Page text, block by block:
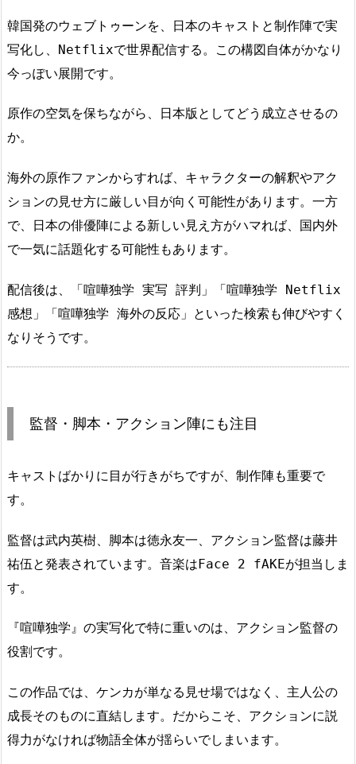
韓国発のウェブトゥーンを、日本のキャストと制作陣で実
写化し、Netflixで世界配信する。この構図自体がかなり
今っぽい展開です。
原作の空気を保ちながら、日本版としてどう成立させるの
か。
海外の原作ファンからすれば、キャラクターの解釈やアク
ションの見せ方に厳しい目が向く可能性があります。一方
で、日本の俳優陣による新しい見え方がハマれば、国内外
で一気に話題化する可能性もあります。
配信後は、「喧嘩独学 実写 評判」「喧嘩独学 Netflix
感想」「喧嘩独学 海外の反応」といった検索も伸びやすく
なりそうです。
監督・脚本・アクション陣にも注目
キャストばかりに目が行きがちですが、制作陣も重要で
す。
監督は武内英樹、脚本は徳永友一、アクション監督は藤井
祐伍と発表されています。音楽はFace 2 fAKEが担当しま
す。
『喧嘩独学』の実写化で特に重いのは、アクション監督の
役割です。
この作品では、ケンカが単なる見せ場ではなく、主人公の
成長そのものに直結します。だからこそ、アクションに説
得力がなければ物語全体が揺らいでしまいます。